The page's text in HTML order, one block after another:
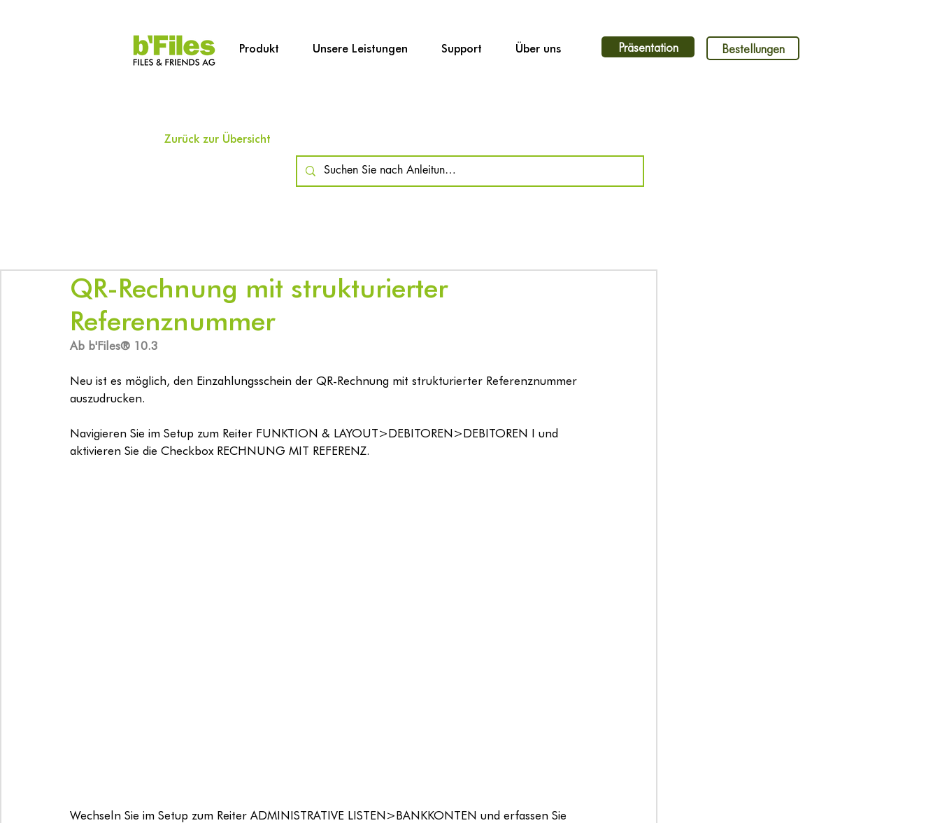
Produkt Unsere Leistungen Support Über uns Präsentation Bestellungen
Zurück zur Übersicht
QR-Rechnung mit strukturierter
Referenznummer
Ab b'Files® 10.3
Neu ist es möglich, den Einzahlungsschein der QR-Rechnung mit strukturierter Referenznummer
auszudrucken.
Navigieren Sie im Setup zum Reiter FUNKTION & LAYOUT>DEBITOREN>DEBITOREN I und
aktivieren Sie die Checkbox RECHNUNG MIT REFERENZ.
Wechseln Sie im Setup zum Reiter ADMINISTRATIVE LISTEN>BANKKONTEN und erfassen Sie